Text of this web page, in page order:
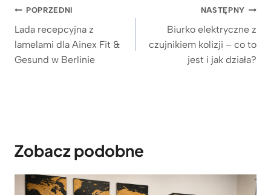
Nawigacja
wpisu
POPRZEDNI
Lada recepcyjna z
lamelami dla Ainex Fit &
Gesund w Berlinie
NASTĘPNY
Biurko elektryczne z
czujnikiem kolizji – co to
jest i jak działa?
Zobacz podobne